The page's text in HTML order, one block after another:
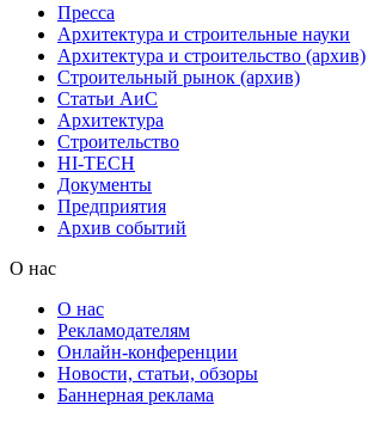
Пресса
Архитектура и строительные науки
Архитектура и строительство (архив)
Строительный рынок (архив)
Статьи АиС
Архитектура
Строительство
HI-TECH
Документы
Предприятия
Архив событий
О нас
О нас
Рекламодателям
Онлайн-конференции
Новости, статьи, обзоры
Баннерная реклама